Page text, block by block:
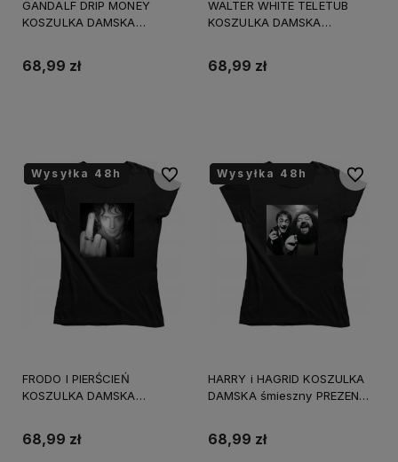
GANDALF DRIP MONEY
KOSZULKA DAMSKA
68,99 zł
WALTER WHITE TELETUB
KOSZULKA DAMSKA
68,99 zł
Wysyłka 48h
Wysyłka 48h
FRODO I PIERŚCIEŃ
KOSZULKA DAMSKA
68,99 zł
Do ulubionychWysyłka 48h
Wysyłka 48h
HARRY i HAGRID KOSZULKA
DAMSKA śmieszny PREZENT
68,99 zł
Do